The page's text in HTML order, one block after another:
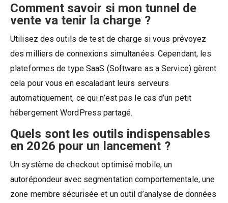
Comment savoir si mon tunnel de
vente va tenir la charge ?
Utilisez des outils de test de charge si vous prévoyez
des milliers de connexions simultanées. Cependant, les
plateformes de type SaaS (Software as a Service) gèrent
cela pour vous en escaladant leurs serveurs
automatiquement, ce qui n’est pas le cas d’un petit
hébergement WordPress partagé.
Quels sont les outils indispensables
en 2026 pour un lancement ?
Un système de checkout optimisé mobile, un
autorépondeur avec segmentation comportementale, une
zone membre sécurisée et un outil d’analyse de données